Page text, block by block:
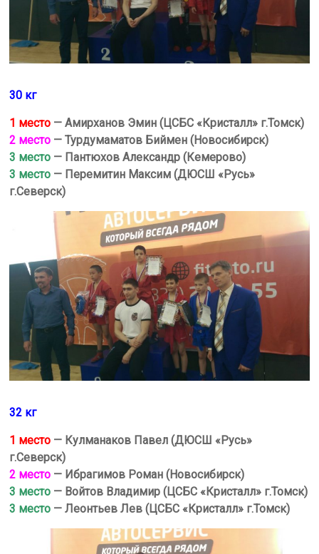
30 кг
1 место — Амирханов Эмин (ЦСБС «Кристалл» г.Томск)
2 место — Турдумаматов Биймен (Новосибирск)
3 место — Пантюхов Александр (Кемерово)
3 место — Перемитин Максим (ДЮСШ «Русь»
г.Северск)
32 кг
1 место — Кулманаков Павел (ДЮСШ «Русь»
г.Северск)
2 место — Ибрагимов Роман (Новосибирск)
3 место — Войтов Владимир (ЦСБС «Кристалл» г.Томск)
3 место — Леонтьев Лев (ЦСБС «Кристалл» г.Томск)